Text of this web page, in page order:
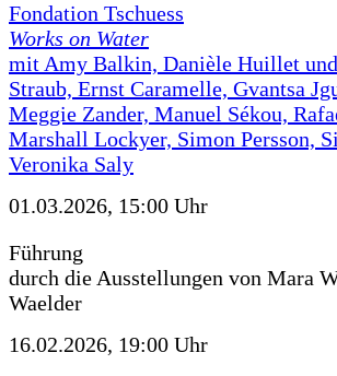
Fondation Tschuess
Works on Water
mit Amy Balkin, Danièle Huillet
Straub, Ernst Caramelle, Gvantsa
Meggie Zander, Manuel Sékou,
Marshall Lockyer, Simon Persson,
Veronika Saly
01.03.2026, 15:00 Uhr
Führung
durch die Ausstellungen von Mara
Waelder
16.02.2026, 19:00 Uhr